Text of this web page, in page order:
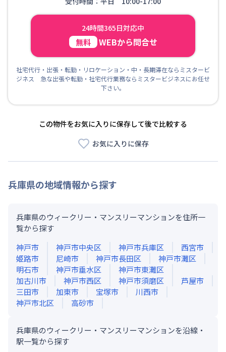
24時間365日対応中
無料 WEBから問合せ
社宅代行・出張・転勤・リロケーション・中・長期滞在ならミスタービ
ジネス 急な出張や転勤・社宅代行業務ならミスタービジネスにお任せ
下さい。
この物件をお気に入りに保存して後で比較する
お気に入りに保存
兵庫県の地域情報から探す
兵庫県のウィークリー・マンスリーマンションを住所一
覧から探す
神戸市
神戸市中央区 神戸市兵庫区
西宮市
姫路市
尼崎市 神戸市長田区
神戸市灘区
明石市
神戸市垂水区
神戸市東灘区
加古川市
神戸市西区 神戸市須磨区
芦屋市
三田市
加東市 宝塚市
川西市
神戸市北区
高砂市
兵庫県のウィークリー・マンスリーマンションを沿線・
駅一覧から探す